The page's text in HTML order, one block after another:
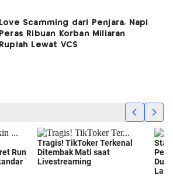
Love Scamming dari Penjara, Napi
Peras Ribuan Korban Miliaran
Rupiah Lewat VCS